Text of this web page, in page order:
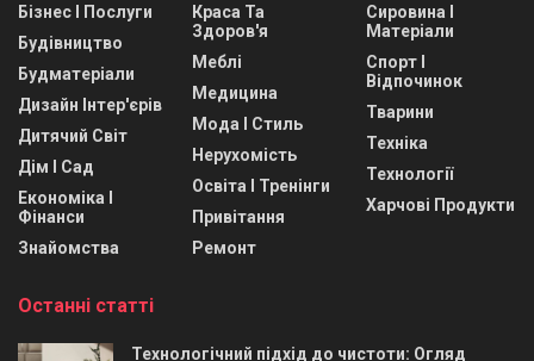
Бізнес І Послуги
Будівництво
Будматеріали
Дизайн Інтер'єрів
Дитячий Світ
Дім І Сад
Економіка І
Фінанси
Знайомства
Краса Та
Здоров'я
Меблі
Медицина
Мода І Стиль
Нерухомість
Освіта І Тренінги
Привітання
Ремонт
Сировина І
Матеріали
Спорт І
Відпочинок
Тварини
Техніка
Технології
Харчові Продукти
Останні статті
Технологічний підхід до чистоти: Огляд